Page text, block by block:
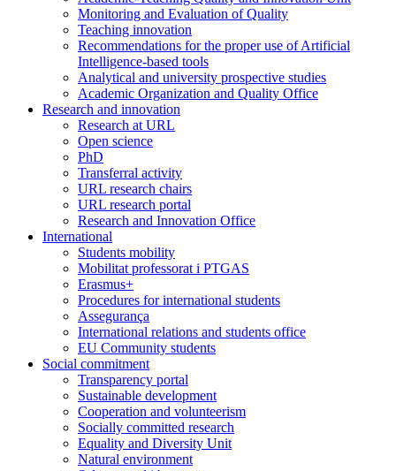
Monitoring and Evaluation of Quality
Teaching innovation
Recommendations for the proper use of Artificial
Intelligence-based tools
Analytical and university prospective studies
Academic Organization and Quality Office
Research and innovation
Research at URL
Open science
PhD
Transferral activity
URL research chairs
URL research portal
Research and Innovation Office
International
Students mobility
Mobilitat professorat i PTGAS
Erasmus+
Procedures for international students
Assegurança
International relations and students office
EU Community students
Social commitment
Transparency portal
Sustainable development
Cooperation and volunteerism
Socially committed research
Equality and Diversity Unit
Natural environment